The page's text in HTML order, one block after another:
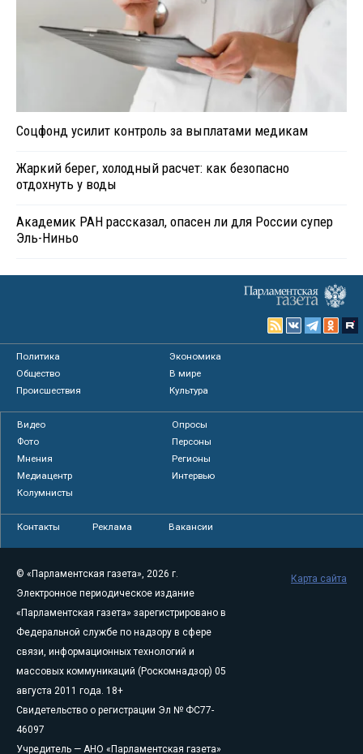
Соцфонд усилит контроль за выплатами медикам
Жаркий берег, холодный расчет: как безопасно
отдохнуть у воды
Академик РАН рассказал, опасен ли для России супер
Эль-Ниньо
Политика
Экономика
Общество
В мире
Происшествия
Культура
Видео
Опросы
Фото
Персоны
Мнения
Регионы
Медиацентр
Интервью
Колумнисты
Контакты Реклама Вакансии
© «Парламентская газета», 2026 г.
Электронное периодическое издание
«Парламентская газета» зарегистрировано в
Федеральной службе по надзору в сфере
связи, информационных технологий и
массовых коммуникаций (Роскомнадзор) 05
августа 2011 года. 18+
Свидетельство о регистрации Эл № ФС77-
46097
Учредитель — АНО «Парламентская газета»
Карта сайта